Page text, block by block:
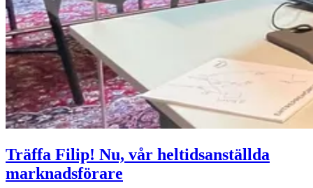
Träffa Filip! Nu, vår heltidsanställda
marknadsförare